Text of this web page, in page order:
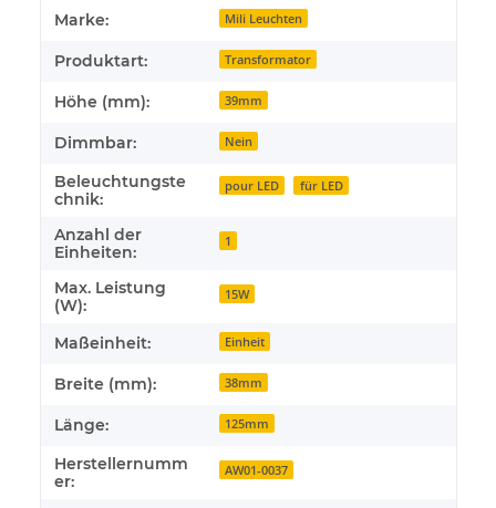
Marke: Mili Leuchten
Produktart: Transformator
Höhe (mm): 39mm
Dimmbar: Nein
Beleuchtungste
chnik:
pour LED für LED
Anzahl der
Einheiten:
1
Max. Leistung
(W):
15W
Maßeinheit: Einheit
Breite (mm): 38mm
Länge: 125mm
Herstellernumm
er:
AW01-0037